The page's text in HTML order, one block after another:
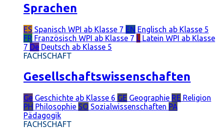
Sprachen
ES Spanisch WPI ab Klasse 7 EN Englisch ab Klasse 5
FR Französisch WPI ab Klasse 7 L Latein WPI ab Klasse
7 De Deutsch ab Klasse 5
FACHSCHAFT
Gesellschaftswissenschaften
Ge Geschichte ab Klasse 6 GE Geographie RE Religion
PH Philosophie SO Sozialwissenschaften PÄ
Pädagogik
FACHSCHAFT